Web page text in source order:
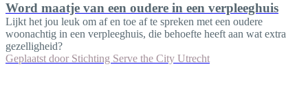
Word maatje van een oudere in een verpleeghuis
Lijkt het jou leuk om af en toe af te spreken met een oudere
woonachtig in een verpleeghuis, die behoefte heeft aan wat extra
gezelligheid?
Geplaatst door Stichting Serve the City Utrecht